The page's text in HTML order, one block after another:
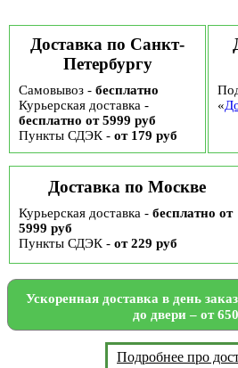
Доставка по Санкт-
Петербургу
Самовывоз - бесплатно
Курьерская доставка -
бесплатно от 5999 руб
Пункты СДЭК - от 179 руб
«
Доставка по Москве
Курьерская доставка - бесплатно от
5999 руб
Пункты СДЭК - от 229 руб
Ускоренная доставка в день
до двери – от
Подробнее про